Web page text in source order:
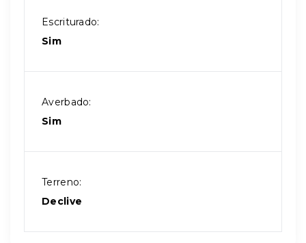
Escriturado:
Sim
Averbado:
Sim
Terreno:
Declive